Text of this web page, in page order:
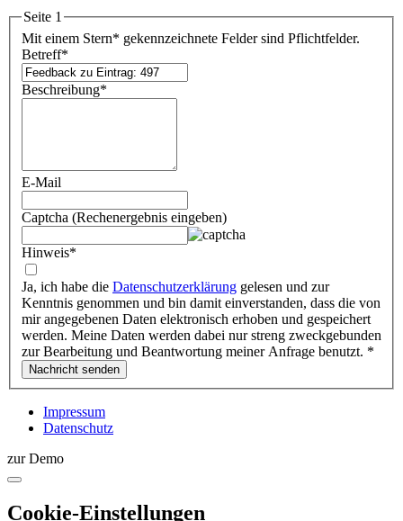
Seite 1
Mit einem Stern* gekennzeichnete Felder sind Pflichtfelder.
Betreff*
Beschreibung*
E-Mail
Captcha (Rechenergebnis eingeben)
Hinweis*
Ja, ich habe die Datenschutzerklärung gelesen und zur
Kenntnis genommen und bin damit einverstanden, dass die von
mir angegebenen Daten elektronisch erhoben und gespeichert
werden. Meine Daten werden dabei nur streng zweckgebunden
zur Bearbeitung und Beantwortung meiner Anfrage benutzt. *
Impressum
Datenschutz
zur Demo
Cookie-Einstellungen